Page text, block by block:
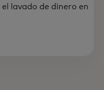
lavado de dinero en